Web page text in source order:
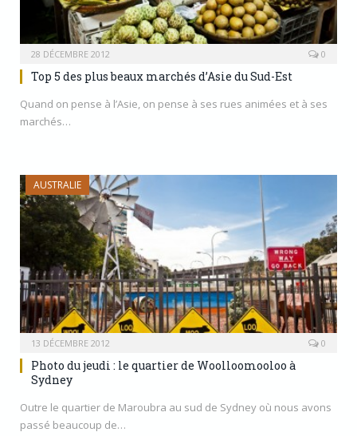
28 DÉCEMBRE 2012 0
Top 5 des plus beaux marchés d’Asie du Sud-Est
Quand on pense à l’Asie, on pense à ses rues animées et à ses
marchés…
AUSTRALIE
13 DÉCEMBRE 2012 0
Photo du jeudi : le quartier de Woolloomooloo à
Sydney
Outre le quartier de Maroubra au sud de Sydney où nous avons
passé beaucoup de…